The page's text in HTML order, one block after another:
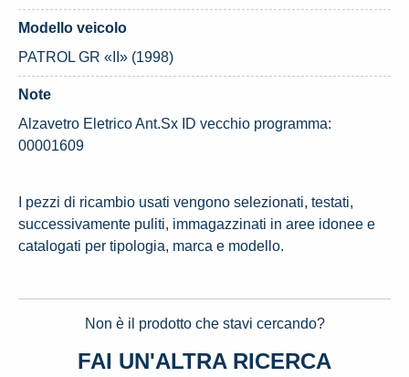
Modello veicolo
PATROL GR «II» (1998)
Note
Alzavetro Eletrico Ant.Sx ID vecchio programma:
00001609
I pezzi di ricambio usati vengono selezionati, testati,
successivamente puliti, immagazzinati in aree idonee e
catalogati per tipologia, marca e modello.
Non è il prodotto che stavi cercando?
FAI UN'ALTRA RICERCA